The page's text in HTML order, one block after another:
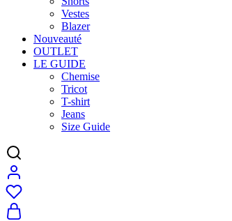
Vestes
Blazer
Nouveauté
OUTLET
LE GUIDE
Chemise
Tricot
T-shirt
Jeans
Size Guide